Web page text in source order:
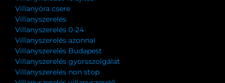
Villanyóra csere
Villanyszerelés
Villanyszerelés 0-24
Villanyszerelés azonnal
Villanyszerelés Budapest
Villanyszerelés gyorsszolgálat
Villanyszerelés non stop